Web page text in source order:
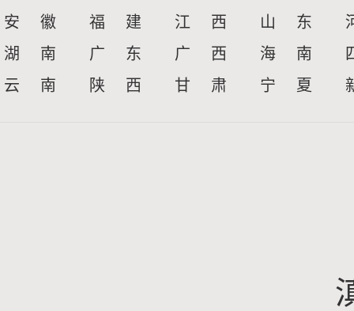
安 徽
福 建 江 西 山 东
湖 南
广 东 广 西 海 南
云 南
陕 西 甘 肃 宁 夏